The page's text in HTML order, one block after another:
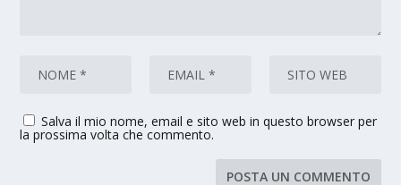
Salva il mio nome, email e sito web in questo browser per
la prossima volta che commento.